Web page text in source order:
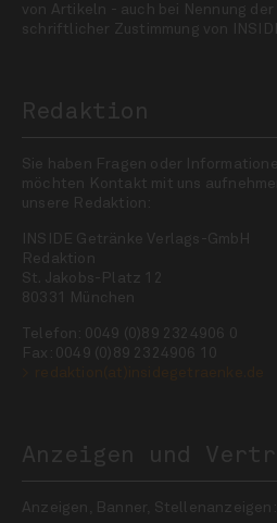
von Artikeln - auch bei Nennung
schriftlicher Zustimmung von
Redaktion
Sie haben Fragen oder
möchten Kontakt mit uns
unsere Redaktion:
INSIDE Getränke Verlags-GmbH
Redaktion
St. Jakobs-Platz 12
80331 München
Telefon: 0049 (0)89 2324906 0
Fax: 0049 (0)89 2324906 10
Anzeigen und
Anzeigen, Banner, Stellenanzeigen: